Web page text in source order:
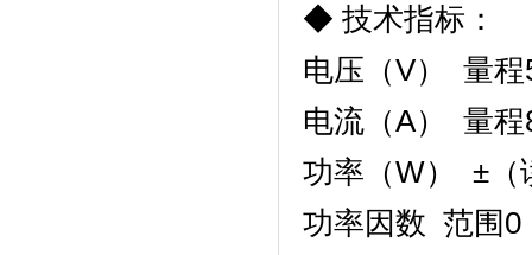
◆ 技术指标：
电压（V） 量程
电流（A） 量程
功率（W）
±（
功率因数 范围0